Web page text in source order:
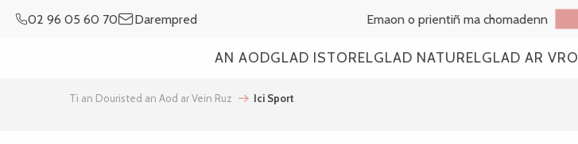
02 96 05 60 70 Darempred Emaon o prientiñ ma chomadenn
AN AODGLAD ISTORELGLAD NATURELGLAD AR VRO
Ti an Douristed an Aod ar Vein Ruz Ici Sport